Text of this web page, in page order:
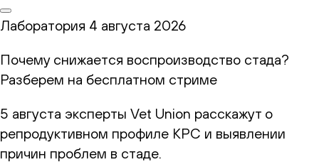
Лаборатория 4 августа 2026
Почему снижается воспроизводство стада?
Разберем на бесплатном стриме
5 августа эксперты Vet Union расскажут о
репродуктивном профиле КРС и выявлении
причин проблем в стаде.